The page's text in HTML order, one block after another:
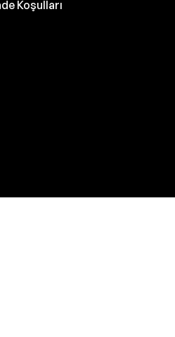
Koşulları